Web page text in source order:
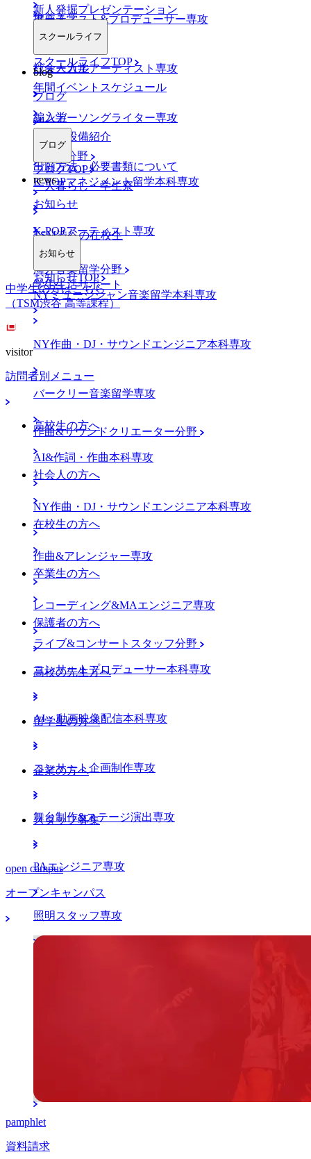
アーティスト&プロデューサー専攻
ヴォーカルアーティスト専攻
シンガーソングライター専攻
K-POP分野
K-POPマネジメント留学本科専攻
K-POPアーティスト専攻
海外音楽留学分野
NYミュージシャン音楽留学本科専攻
NY作曲・DJ・サウンドエンジニア本科専攻
バークリー音楽留学専攻
作曲&サウンドクリエーター分野
AI&作詞・作曲本科専攻
NY作曲・DJ・サウンドエンジニア本科専攻
作曲&アレンジャー専攻
レコーディング&MAエンジニア専攻
ライブ&コンサートスタッフ分野
コンサートプロデューサー本科専攻
AI・動画映像配信本科専攻
コンサート企画制作専攻
舞台制作&ステージ演出専攻
PAエンジニア専攻
照明スタッフ専攻
新人発掘プレゼンテーション
推薦入学
社会人入学
編入学
出願方法・必要書類について
スクールライフ
スクールライフTOP
年間イベントスケジュール
施設・設備紹介
一人暮らし・学生寮
TSM渋谷の在校生
学生生活サポート
blog
ブログ
ブログ
ブログTOP
news
お知らせ
お知らせ
お知らせTOP
中学生の方はこちら
（TSM渋谷 高等課程）
visitor
訪問者別メニュー
高校生の方へ
社会人の方へ
在校生の方へ
卒業生の方へ
保護者の方へ
高校の先生方へ
留学生の方へ
企業の方へ
スタッフ募集
open campus
オープンキャンパス
pamphlet
資料請求